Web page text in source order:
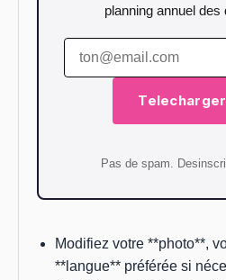
planning annuel des
Pas de spam.
Modifiez votre **photo**,
**langue** préférée si